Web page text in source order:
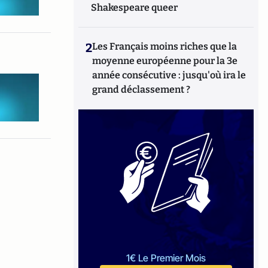
Shakespeare queer
2Les Français moins riches que la
moyenne européenne pour la 3e
année consécutive : jusqu'où ira le
grand déclassement ?
1€ Le Premier Mois